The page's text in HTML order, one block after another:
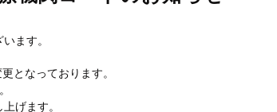
ます。
となっております。
げます。